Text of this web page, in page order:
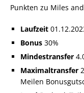
Punkten zu Miles
Laufzeit
Bonus 30%
Mindestransfer
Maximaltransfer
Meilen